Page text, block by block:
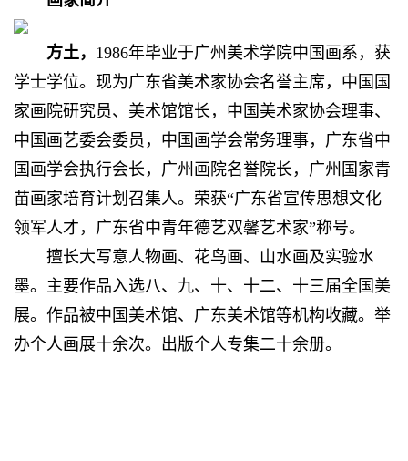
方土， 1986年毕业于广州美术学院中国画系，获
学士学位。现为广东省美术家协会名誉主席，中国国
家画院研究员、美术馆馆长，中国美术家协会理事、
中国画艺委会委员，中国画学会常务理事，广东省中
国画学会执行会长，广州画院名誉院长，广州国家青
苗画家培育计划召集人。荣获“广东省宣传思想文化
领军人才，广东省中青年德艺双馨艺术家”称号。
擅长大写意人物画、花鸟画、山水画及实验水
墨。主要作品入选八、九、十、十二、十三届全国美
展。作品被中国美术馆、广东美术馆等机构收藏。举
办个人画展十余次。出版个人专集二十余册。